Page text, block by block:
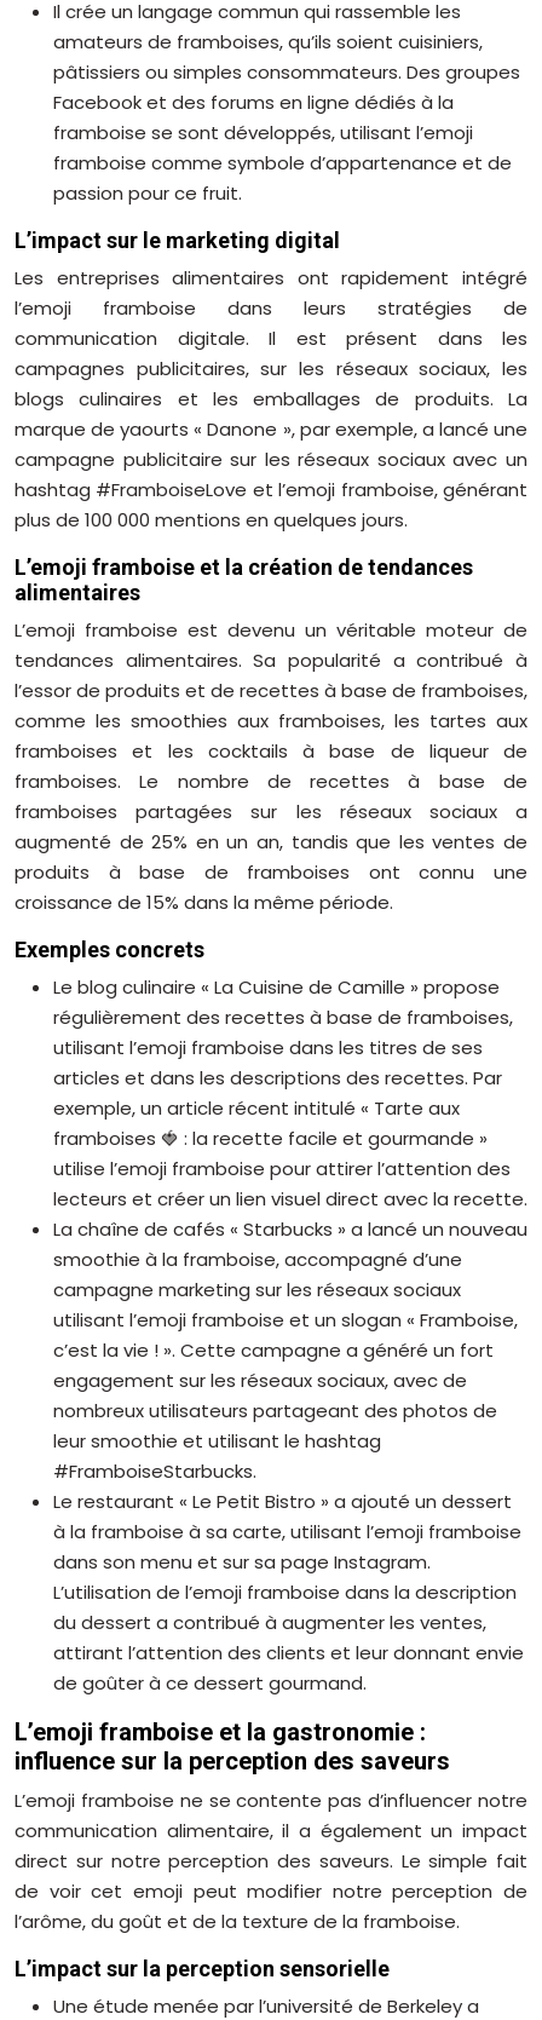
Il crée un langage commun qui rassemble les
amateurs de framboises, qu’ils soient cuisiniers,
pâtissiers ou simples consommateurs. Des groupes
Facebook et des forums en ligne dédiés à la
framboise se sont développés, utilisant l’emoji
framboise comme symbole d’appartenance et de
passion pour ce fruit.
L’impact sur le marketing digital
Les entreprises alimentaires ont rapidement intégré
l’emoji framboise dans leurs stratégies de
communication digitale. Il est présent dans les
campagnes publicitaires, sur les réseaux sociaux, les
blogs culinaires et les emballages de produits. La
marque de yaourts « Danone », par exemple, a lancé une
campagne publicitaire sur les réseaux sociaux avec un
hashtag #FramboiseLove et l’emoji framboise, générant
plus de 100 000 mentions en quelques jours.
L’emoji framboise et la création de tendances
alimentaires
L’emoji framboise est devenu un véritable moteur de
tendances alimentaires. Sa popularité a contribué à
l’essor de produits et de recettes à base de framboises,
comme les smoothies aux framboises, les tartes aux
framboises et les cocktails à base de liqueur de
framboises. Le nombre de recettes à base de
framboises partagées sur les réseaux sociaux a
augmenté de 25% en un an, tandis que les ventes de
produits à base de framboises ont connu une
croissance de 15% dans la même période.
Exemples concrets
Le blog culinaire « La Cuisine de Camille » propose
régulièrement des recettes à base de framboises,
utilisant l’emoji framboise dans les titres de ses
articles et dans les descriptions des recettes. Par
exemple, un article récent intitulé « Tarte aux
framboises 🍓 : la recette facile et gourmande »
utilise l’emoji framboise pour attirer l’attention des
lecteurs et créer un lien visuel direct avec la recette.
La chaîne de cafés « Starbucks » a lancé un nouveau
smoothie à la framboise, accompagné d’une
campagne marketing sur les réseaux sociaux
utilisant l’emoji framboise et un slogan « Framboise,
c’est la vie ! ». Cette campagne a généré un fort
engagement sur les réseaux sociaux, avec de
nombreux utilisateurs partageant des photos de
leur smoothie et utilisant le hashtag
#FramboiseStarbucks.
Le restaurant « Le Petit Bistro » a ajouté un dessert
à la framboise à sa carte, utilisant l’emoji framboise
dans son menu et sur sa page Instagram.
L’utilisation de l’emoji framboise dans la description
du dessert a contribué à augmenter les ventes,
attirant l’attention des clients et leur donnant envie
de goûter à ce dessert gourmand.
L’emoji framboise et la gastronomie :
influence sur la perception des saveurs
L’emoji framboise ne se contente pas d’influencer notre
communication alimentaire, il a également un impact
direct sur notre perception des saveurs. Le simple fait
de voir cet emoji peut modifier notre perception de
l’arôme, du goût et de la texture de la framboise.
L’impact sur la perception sensorielle
Une étude menée par l’université de Berkeley a